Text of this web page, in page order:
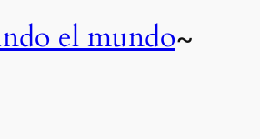
el mundo~